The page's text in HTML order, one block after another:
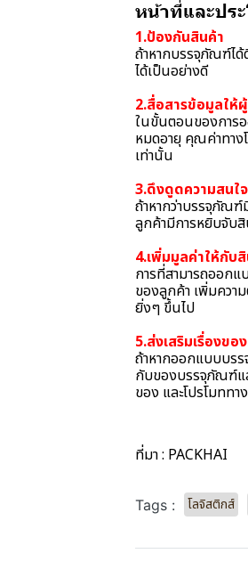
หน้าที่และปร
1.ป้องกันสินค้า
ถ้าหากบรรจุภัณฑ์ไ
ได้เป็นอย่างดี
2.สื่อสารข้อมูลให้
ในขั้นตอนของการ
หมดอายุ คุณค่าทาง
เท่านั้น
3.ดึงดูดความสนใ
ถ้าหากว่าบรรจุภัณฑ์
ลูกค้ามีการหยิบจับ
4.เพิ่มมูลค่าให้กับ
การที่สามารถออก
ของลูกค้า เพิ่มควา
ยิ่งๆ ขึ้นไป
5.ส่งเสริมเรื่องขอ
ถ้าหากออกแบบบร
กับของบรรจุภัณฑ์แ
ของ และโปรโมทท
ที่มา : PACKHAI
Tags : โลจิสติกส์